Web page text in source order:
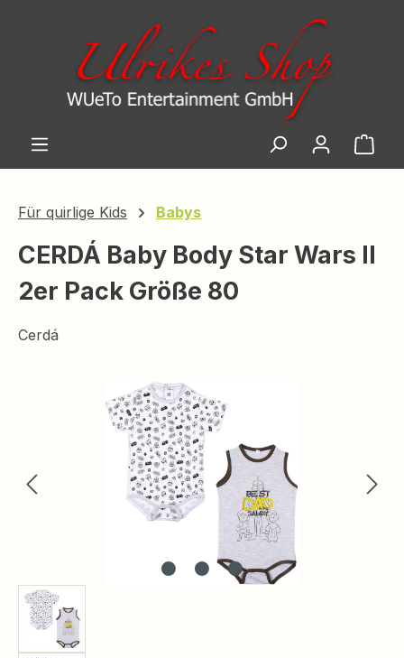
Zum Hauptinhalt springen
Für quirlige Kids Babys
CERDÁ Baby Body Star Wars II
2er Pack Größe 80
Cerdá
Bildergalerie überspringen